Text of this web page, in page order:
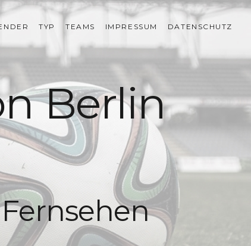
TYP TEAMS IMPRESSUM DATENSCHUTZ
Berlin